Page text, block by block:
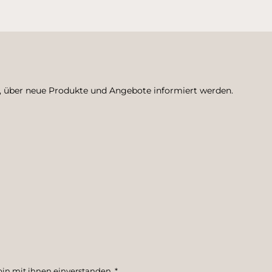
neue Produkte und Angebote informiert werden.